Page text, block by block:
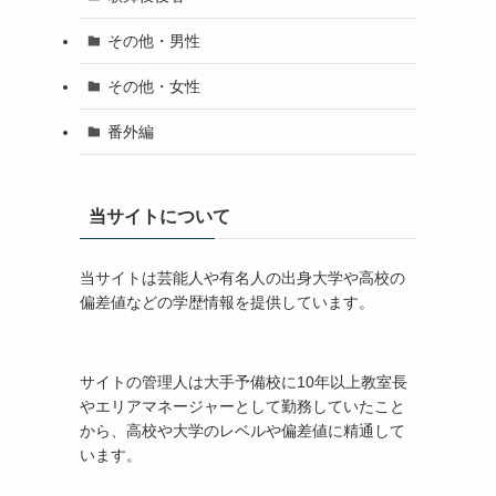
その他・男性
その他・女性
番外編
当サイトについて
当サイトは芸能人や有名人の出身大学や高校の
偏差値などの学歴情報を提供しています。
サイトの管理人は大手予備校に10年以上教室長
やエリアマネージャーとして勤務していたこと
から、高校や大学のレベルや偏差値に精通して
います。